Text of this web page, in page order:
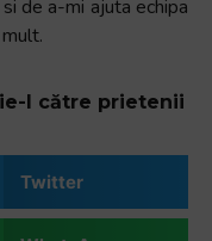
de a-mi ajuta echipa
l către prietenii
Twitter